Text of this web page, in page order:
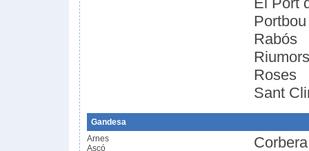
Portbou
Rabós
Riumors
Roses
Sant
Gandesa
Arnes
Ascó